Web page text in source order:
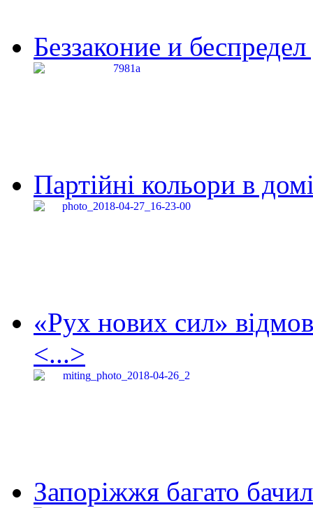
Беззаконие и
Партійні кольори в
«Рух нових сил»
<...>
Запоріжжя багато